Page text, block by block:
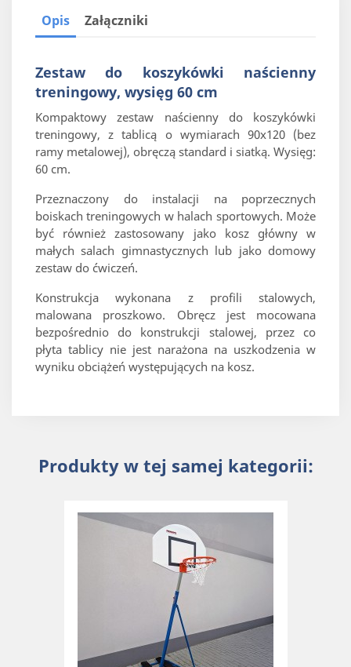
Opis Załączniki
Zestaw do koszykówki naścienny
treningowy, wysięg 60 cm
Kompaktowy zestaw naścienny do koszykówki
treningowy, z tablicą o wymiarach 90x120 (bez
ramy metalowej), obręczą standard i siatką. Wysięg:
60 cm.
Przeznaczony do instalacji na poprzecznych
boiskach treningowych w halach sportowych. Może
być również zastosowany jako kosz główny w
małych salach gimnastycznych lub jako domowy
zestaw do ćwiczeń.
Konstrukcja wykonana z profili stalowych,
malowana proszkowo. Obręcz jest mocowana
bezpośrednio do konstrukcji stalowej, przez co
płyta tablicy nie jest narażona na uszkodzenia w
wyniku obciążeń występujących na kosz.
Produkty w tej samej kategorii: